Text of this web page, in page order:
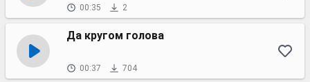
00:35 2
Да кругом голова
00:37 704